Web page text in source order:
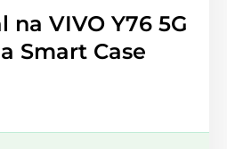
na VIVO Y76 5G
Smart Case